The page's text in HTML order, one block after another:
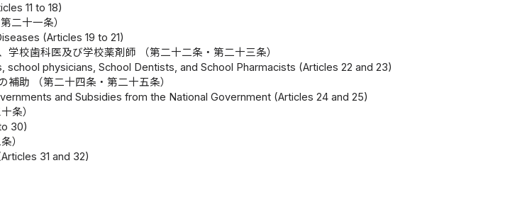
11 to 18)
二十一条）
(Articles 19 to 21)
校歯科医及び学校薬剤師 （第二十二条・第二十三条）
school physicians, School Dentists, and School Pharmacists (Articles 22 and 23)
助 （第二十四条・第二十五条）
and Subsidies from the National Government (Articles 24 and 25)
条）
30)
）
31 and 32)